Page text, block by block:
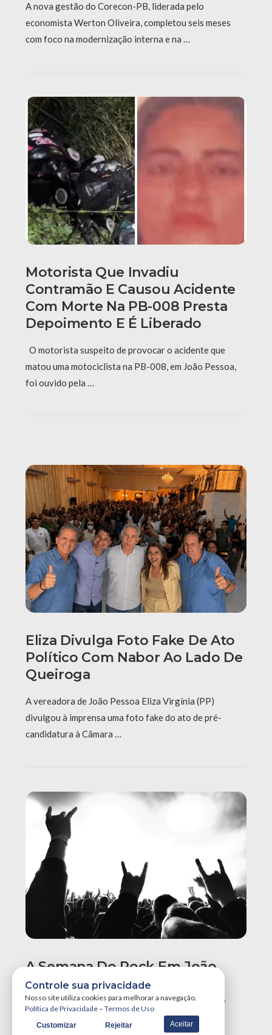
A nova gestão do Corecon-PB, liderada pelo
economista Werton Oliveira, completou seis meses
com foco na modernização interna e na …
Motorista Que Invadiu
Contramão E Causou Acidente
Com Morte Na PB-008 Presta
Depoimento E É Liberado
O motorista suspeito de provocar o acidente que
matou uma motociclista na PB-008, em João Pessoa,
foi ouvido pela …
Eliza Divulga Foto Fake De Ato
Político Com Nabor Ao Lado De
Queiroga
A vereadora de João Pessoa Eliza Virgínia (PP)
divulgou à imprensa uma foto fake do ato de pré-
candidatura à Câmara …
A Semana Do Rock Em João
Pessoa Promete Um Dos
Maiores Finais De Semana Do
Controle sua privacidade
Nosso site utiliza cookies para melhorar a navegação.
Política de Privacidade – Termos de Uso
Customizar Rejeitar Aceitar